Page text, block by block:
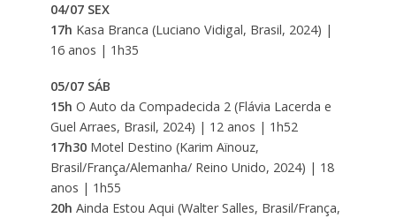
04/07 SEX
17h Kasa Branca (Luciano Vidigal, Brasil, 2024) |
16 anos | 1h35
05/07 SÁB
15h O Auto da Compadecida 2 (Flávia Lacerda e
Guel Arraes, Brasil, 2024) | 12 anos | 1h52
17h30Motel Destino (Karim Aïnouz,
Brasil/França/Alemanha/ Reino Unido, 2024) | 18
anos | 1h55
20h Ainda Estou Aqui (Walter Salles, Brasil/França,